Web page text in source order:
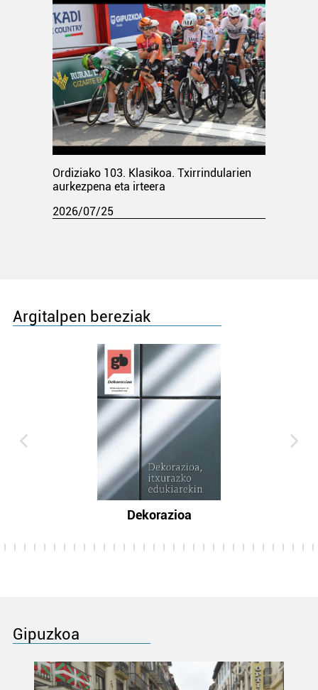
Ordiziako 103. Klasikoa. Txirrindularien
aurkezpena eta irteera
2026/07/25
Argitalpen bereziak
Dekorazioa
Gipuzkoa